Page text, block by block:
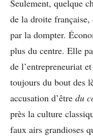
Seulement, quelque
de la droite
par la dompter.
plus du centre. Elle
de l’entrepreneuriat
toujours du bout des
accusation d’être du
près la culture
faux airs grandioses